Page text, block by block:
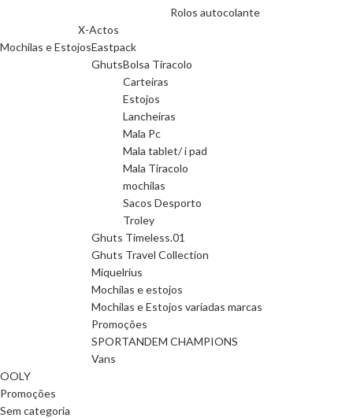
Rolos autocolante
X-Actos
Mochilas e EstojosEastpack
GhutsBolsa Tiracolo
Carteiras
Estojos
Lancheiras
Mala Pc
Mala tablet/ i pad
Mala Tiracolo
mochilas
Sacos Desporto
Troley
Ghuts Timeless.01
Ghuts Travel Collection
Miquelrius
Mochilas e estojos
Mochilas e Estojos variadas marcas
Promoções
SPORTANDEM CHAMPIONS
Vans
OOLY
Promoções
Sem categoria